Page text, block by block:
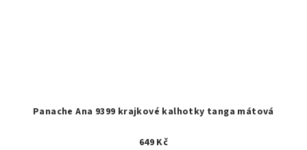
Panache Ana 9399 krajkové kalhotky tanga mátová
649 Kč